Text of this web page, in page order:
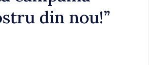
din nou!”